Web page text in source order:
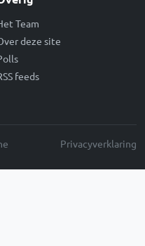
Team
deze site
feeds
Privacyverklaring